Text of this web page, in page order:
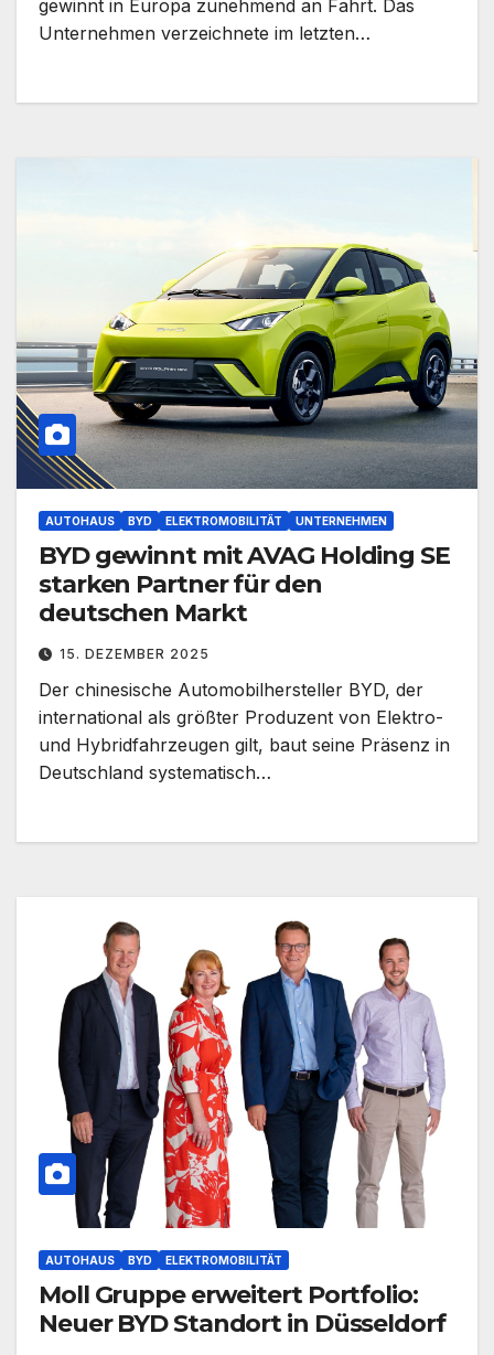
gewinnt in Europa zunehmend an Fahrt. Das
Unternehmen verzeichnete im letzten…
AUTOHAUS BYD ELEKTROMOBILITÄT UNTERNEHMEN
BYD gewinnt mit AVAG Holding SE
starken Partner für den
deutschen Markt
15. DEZEMBER 2025
Der chinesische Automobilhersteller BYD, der
international als größter Produzent von Elektro-
und Hybridfahrzeugen gilt, baut seine Präsenz in
Deutschland systematisch…
AUTOHAUS BYD ELEKTROMOBILITÄT
Moll Gruppe erweitert Portfolio:
Neuer BYD Standort in Düsseldorf